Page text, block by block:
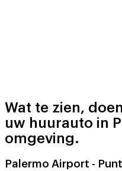
Wat te zien,
uw huurauto in
omgeving.
Palermo Airport -